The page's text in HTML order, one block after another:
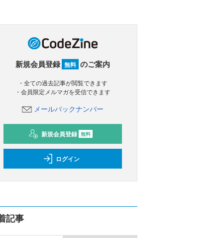
新規会員登録 無料 のご案内
・全ての過去記事が閲覧できます
・会員限定メルマガを受信できます
メールバックナンバー
新規会員登録 無料
ログイン
記事